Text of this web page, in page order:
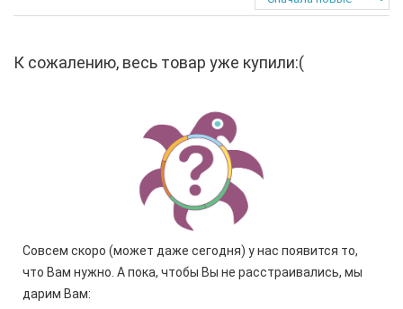
К сожалению, весь товар уже купили:(
Совсем скоро (может даже сегодня) у нас появится то,
что Вам нужно. А пока, чтобы Вы не расстраивались, мы
дарим Вам: